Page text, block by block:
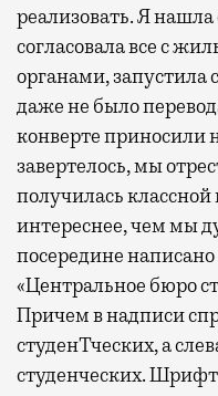
реализовать. Я
согласовала все с
органами, запустила
даже не было
конверте приносили
завертелось, мы
получилась
интереснее, чем мы
посередине
«Центральное бюро
Причем в надписи
студенТческих, а
студенческих. Шрифт